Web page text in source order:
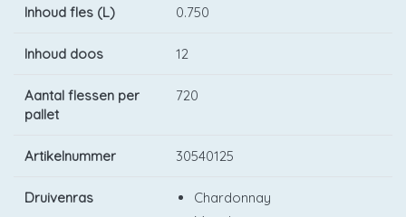
Inhoud fles (L) 0.750
Inhoud doos 12
Aantal flessen per
pallet
720
Artikelnummer 30540125
Druivenras
Chardonnay